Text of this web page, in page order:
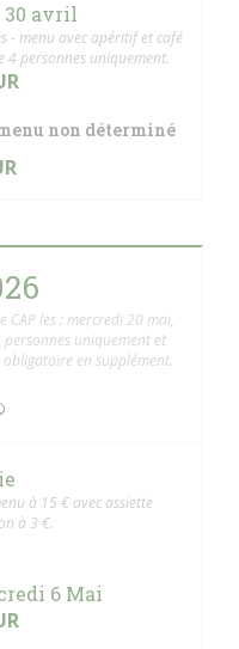
30 avril
- menu avec apéritif et café
4 personnes uniquement.
non déterminé
CAP les : mercredi 20 mai,
uniquement et
en supplément.
à 15 € avec assiette
à 3 €.
6 Mai